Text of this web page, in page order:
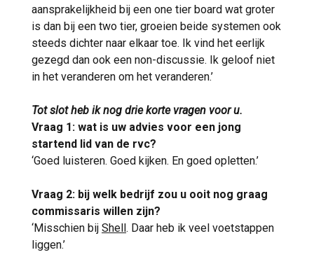
aansprakelijkheid bij een one tier board wat groter
is dan bij een two tier, groeien beide systemen ook
steeds dichter naar elkaar toe. Ik vind het eerlijk
gezegd dan ook een non-discussie. Ik geloof niet
in het veranderen om het veranderen.’
Tot slot heb ik nog drie korte vragen voor u.
Vraag 1: wat is uw advies voor een jong
startend lid van de rvc?
‘Goed luisteren. Goed kijken. En goed opletten.’
Vraag 2: bij welk bedrijf zou u ooit nog graag
commissaris willen zijn?
‘Misschien bij Shell. Daar heb ik veel voetstappen
liggen.’